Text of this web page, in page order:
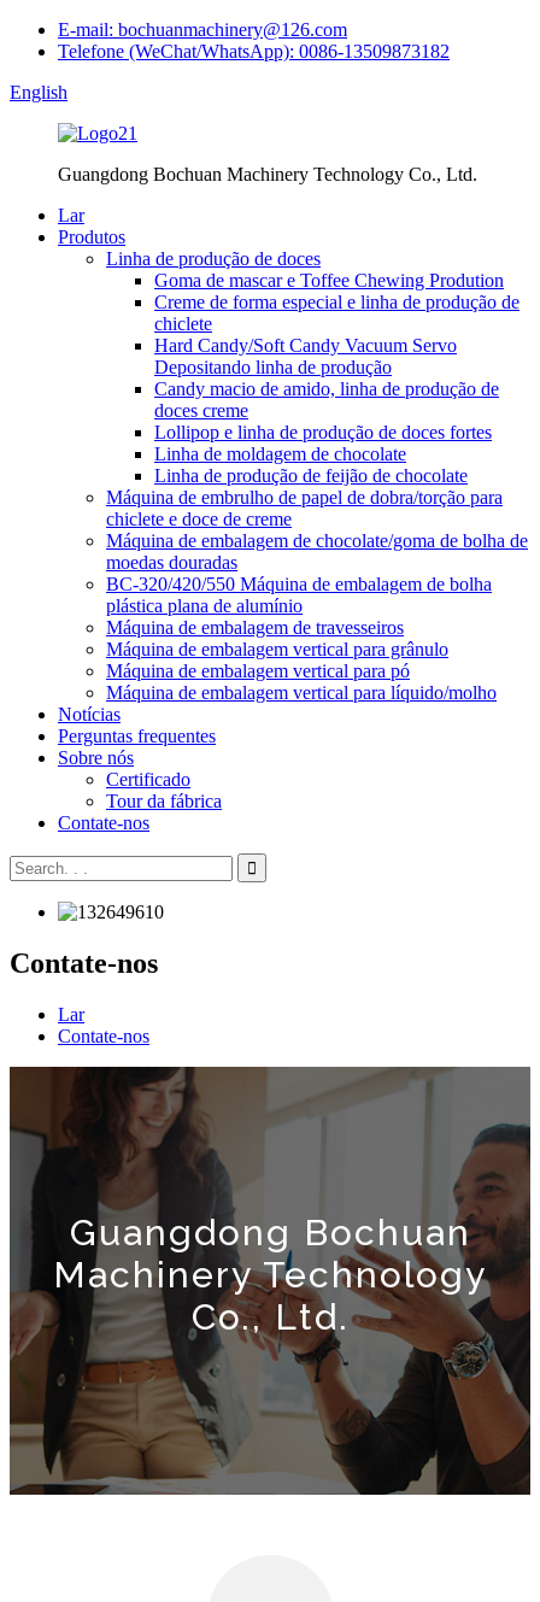
E-mail: bochuanmachinery@126.com
Telefone (WeChat/WhatsApp): 0086-13509873182
English
Guangdong Bochuan Machinery Technology Co., Ltd.
Lar
Produtos
Linha de produção de doces
Goma de mascar e Toffee Chewing Prodution
Creme de forma especial e linha de produção de
chiclete
Hard Candy/Soft Candy Vacuum Servo
Depositando linha de produção
Candy macio de amido, linha de produção de
doces creme
Lollipop e linha de produção de doces fortes
Linha de moldagem de chocolate
Linha de produção de feijão de chocolate
Máquina de embrulho de papel de dobra/torção para
chiclete e doce de creme
Máquina de embalagem de chocolate/goma de bolha de
moedas douradas
BC-320/420/550 Máquina de embalagem de bolha
plástica plana de alumínio
Máquina de embalagem de travesseiros
Máquina de embalagem vertical para grânulo
Máquina de embalagem vertical para pó
Máquina de embalagem vertical para líquido/molho
Notícias
Perguntas frequentes
Sobre nós
Certificado
Tour da fábrica
Contate-nos
Contate-nos
Lar
Contate-nos
Guangdong Bochuan
Machinery Technology
Co., Ltd.